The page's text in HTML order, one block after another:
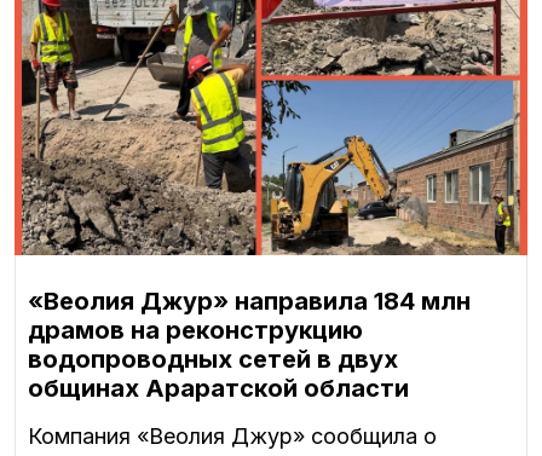
«Веолия Джур» направила 184 млн
драмов на реконструкцию
водопроводных сетей в двух
общинах Араратской области
Компания «Веолия Джур» сообщила о